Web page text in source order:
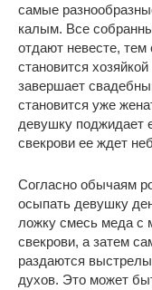
самые
калым. Все
отдают невесте,
становится
завершает
становится уже
девушку поджидает
свекрови ее ждет
Согласно обычаям
осыпать девушку
ложку смесь меда с
свекрови, а затем
раздаются
духов. Это может